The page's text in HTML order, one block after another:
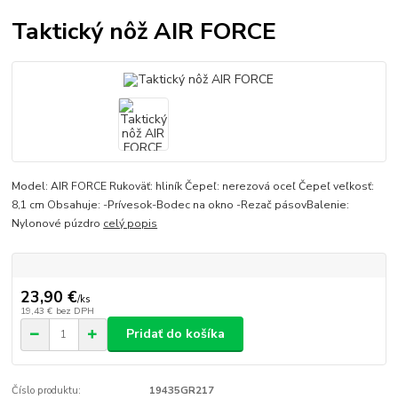
Taktický nôž AIR FORCE
Model: AIR FORCE Rukoväť: hliník Čepeľ: nerezová oceľ Čepeľ veľkosť:
8,1 cm Obsahuje: -Prívesok-Bodec na okno -Rezač pásovBalenie:
Nylonové púzdro celý popis
23,90 €/ks
19,43 € bez DPH
Pridať do košíka
Číslo produktu: 19435GR217